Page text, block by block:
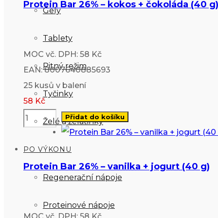
Gely
Tablety
Pitný režim
Tyčinky
Želé a želatinky
PO VÝKONU
Regenerační nápoje
Proteinové nápoje
Protein Bar 26% – kokos + čokoláda (40 g)
MOC vč. DPH: 58 Kč
EAN: 8007640885693
25 kusů v balení
58 Kč
Přidat do košíku
Protein Bar 26% – vanilka + jogurt (40 g)